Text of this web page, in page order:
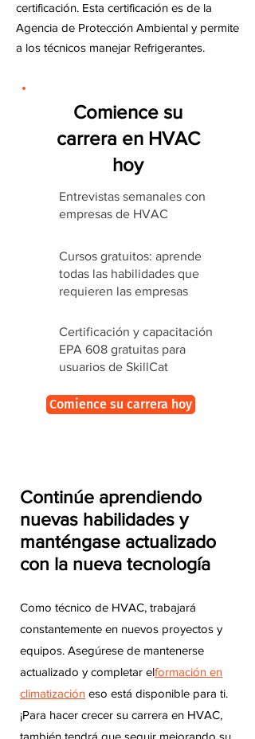
certificación. Esta certificación es de la
Agencia de Protección Ambiental y permite
a los técnicos manejar Refrigerantes.
Comience su
carrera en HVAC
hoy
Entrevistas semanales con
empresas de HVAC
Cursos gratuitos: aprende
todas las habilidades que
requieren las empresas
Certificación y capacitación
EPA 608 gratuitas para
usuarios de SkillCat
Comience su carrera hoy
Continúe aprendiendo
nuevas habilidades y
manténgase actualizado
con la nueva tecnología
Como técnico de HVAC, trabajará
constantemente en nuevos proyectos y
equipos. Asegúrese de mantenerse
actualizado y completar elformación en
climatización eso está disponible para ti.
¡Para hacer crecer su carrera en HVAC,
también tendrá que seguir mejorando su